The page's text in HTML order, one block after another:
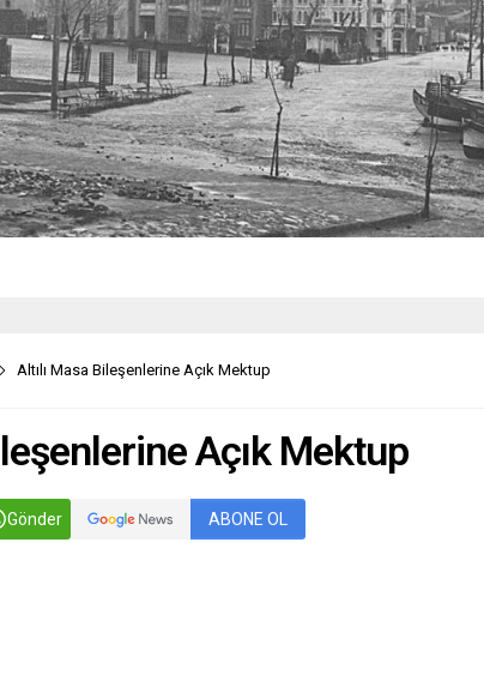
Altılı Masa Bileşenlerine Açık Mektup
Açık Mektup
Gönder ABONE OL